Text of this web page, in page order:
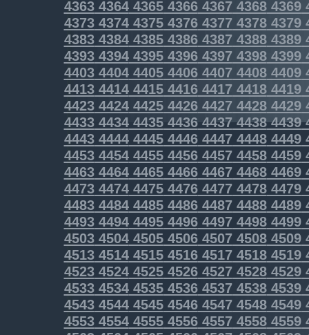
43634364436543664367 43684369
43734374437543764377 43784379
43834384438543864387 43884389
43934394439543964397 43984399
44034404440544064407 44084409
44134414441544164417 44184419
44234424442544264427 44284429
4433443444354436443744384439
4443444444454446444744484449
4453445444554456445744584459
4463446444654466446744684469
4473447444754476447744784479
4483448444854486448744884489
4493449444954496449744984499
4503450445054506450745084509
4513451445154516451745184519
4523452445254526452745284529
4533453445354536453745384539
4543454445454546454745484549
4553455445554556455745584559